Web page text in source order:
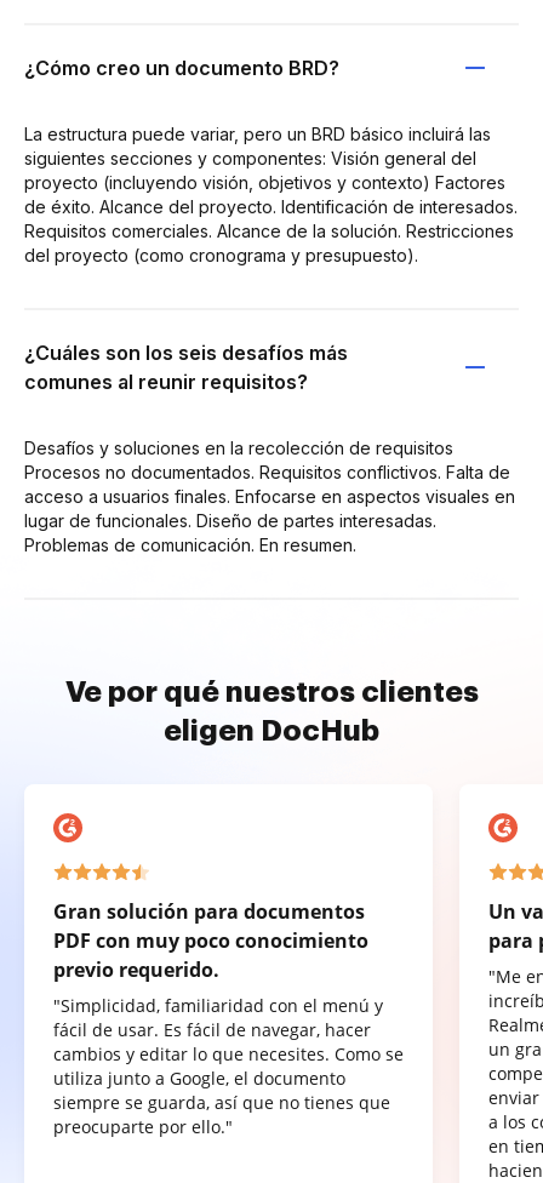
¿Cómo creo un documento BRD?
La estructura puede variar, pero un BRD básico incluirá las
siguientes secciones y componentes: Visión general del
proyecto (incluyendo visión, objetivos y contexto) Factores
de éxito. Alcance del proyecto. Identificación de interesados.
Requisitos comerciales. Alcance de la solución. Restricciones
del proyecto (como cronograma y presupuesto).
¿Cuáles son los seis desafíos más
comunes al reunir requisitos?
Desafíos y soluciones en la recolección de requisitos
Procesos no documentados. Requisitos conflictivos. Falta de
acceso a usuarios finales. Enfocarse en aspectos visuales en
lugar de funcionales. Diseño de partes interesadas.
Problemas de comunicación. En resumen.
Ve por qué nuestros clientes
eligen DocHub
Gran solución para documentos
PDF con muy poco conocimiento
previo requerido.
"Simplicidad, familiaridad con el menú y
fácil de usar. Es fácil de navegar, hacer
cambios y editar lo que necesites. Como se
utiliza junto a Google, el documento
siempre se guarda, así que no tienes que
preocuparte por ello."
Un
para
"Me
un
a los
en